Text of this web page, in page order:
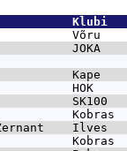
Võru
JOKA
Kape
HOK
SK100
Kobras
Ilves
Kobras